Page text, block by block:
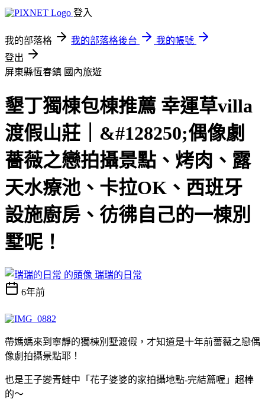
登入
我的部落格 我的部落格後台
我的帳號
登出
屏東縣恆春鎮 國內旅遊
墾丁獨棟包棟推薦 幸運草villa
渡假山莊｜&#128250;偶像劇
薔薇之戀拍攝景點、烤肉、露
天水療池、卡拉OK、西班牙
設施廚房、彷彿自己的一棟別
墅呢！
瑞瑞的日常
6年前
帶媽媽來到寧靜的獨棟別墅渡假，才知道是十年前薔薇之戀偶
像劇拍攝景點耶！
也是王子變青蛙中「花子婆婆的家拍攝地點-完結篇喔」超棒
的～